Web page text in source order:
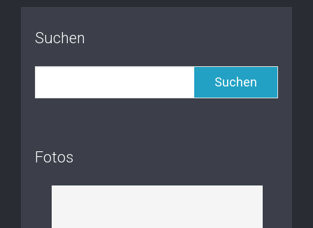
Suchen
Suchen
Fotos